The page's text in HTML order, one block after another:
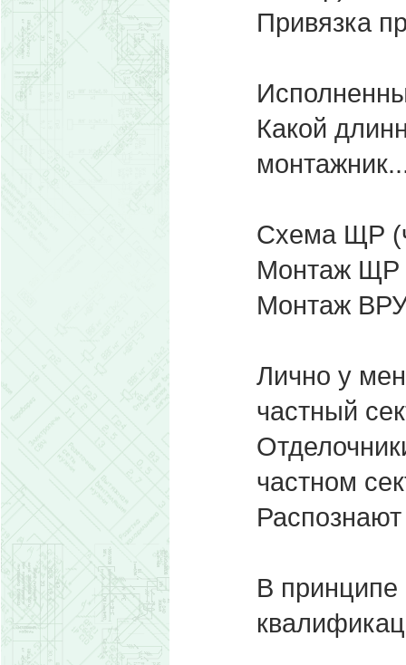
Привязка
Какой
Схема ЩР
Монтаж ЩР
Монтаж
Лично у
частный
частном
В принципе